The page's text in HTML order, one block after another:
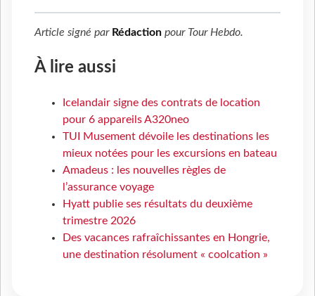
Article signé par Rédaction pour Tour Hebdo.
À lire aussi
Icelandair signe des contrats de location
pour 6 appareils A320neo
TUI Musement dévoile les destinations les
mieux notées pour les excursions en bateau
Amadeus : les nouvelles règles de
l’assurance voyage
Hyatt publie ses résultats du deuxième
trimestre 2026
Des vacances rafraîchissantes en Hongrie,
une destination résolument « coolcation »